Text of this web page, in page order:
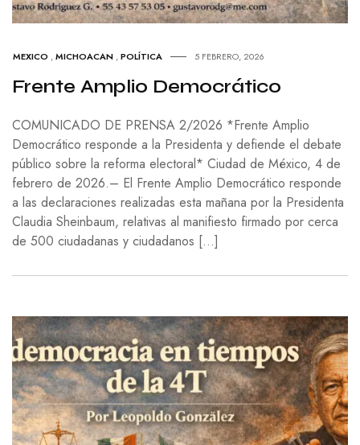
MEXICO ,MICHOACAN ,POLÍTICA 5 FEBRERO, 2026
Frente Amplio Democrático
COMUNICADO DE PRENSA 2/2026 *Frente Amplio
Democrático responde a la Presidenta y defiende el debate
público sobre la reforma electoral* Ciudad de México, 4 de
febrero de 2026.– El Frente Amplio Democrático responde
a las declaraciones realizadas esta mañana por la Presidenta
Claudia Sheinbaum, relativas al manifiesto firmado por cerca
de 500 ciudadanas y ciudadanos […]